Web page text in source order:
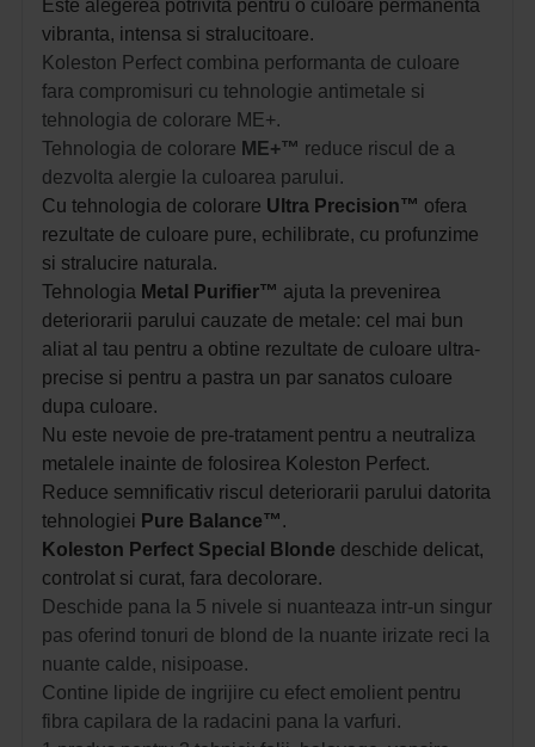
Este alegerea potrivita pentru o culoare permanenta
vibranta, intensa si stralucitoare.
Koleston Perfect combina performanta de culoare
fara compromisuri cu tehnologie antimetale si
tehnologia de colorare ME+.
Tehnologia de colorare ME+™ reduce riscul de a
dezvolta alergie la culoarea parului.
Cu tehnologia de colorare Ultra Precision™ ofera
rezultate de culoare pure, echilibrate, cu profunzime
si stralucire naturala.
Tehnologia Metal Purifier™ ajuta la prevenirea
deteriorarii parului cauzate de metale: cel mai bun
aliat al tau pentru a obtine rezultate de culoare ultra-
precise si pentru a pastra un par sanatos culoare
dupa culoare.
Nu este nevoie de pre-tratament pentru a neutraliza
metalele inainte de folosirea Koleston Perfect.
Reduce semnificativ riscul deteriorarii parului datorita
tehnologiei Pure Balance™.
Koleston Perfect Special Blonde deschide delicat,
controlat si curat, fara decolorare.
Deschide pana la 5 nivele si nuanteaza intr-un singur
pas oferind tonuri de blond de la nuante irizate reci la
nuante calde, nisipoase.
Contine lipide de ingrijire cu efect emolient pentru
fibra capilara de la radacini pana la varfuri.